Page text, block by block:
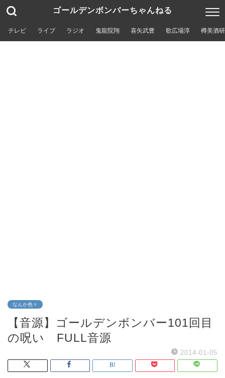
ゴールデンボンバーちゃんねる
テレビ ライブ ラジオ 鬼龍院翔 喜矢武豊 歌広場淳 樽美酒
なんか色々
【音源】ゴールデンボンバー101回目
の呪い FULL音源
2014-01-05